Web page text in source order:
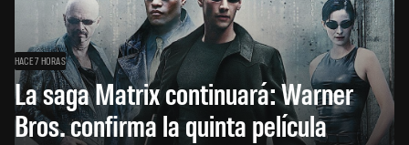
HACE 7 HORAS
La saga Matrix continuará: Warner
Bros. confirma la quinta película